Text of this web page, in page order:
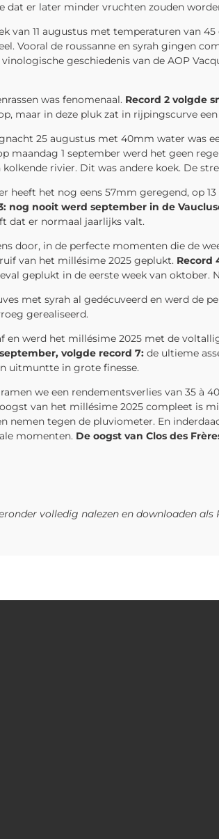
er later minder vruchten zouden
van 11 augustus met temperaturen van
Vooral de roussanne en syrah gingen
geschiedenis van de AOP
was fenomenaal. Record 2 volgde
maar in deze pluk zat in rijpingscurve een
25 augustus met 40mm water was
maandag 1 september werd het geen
rivier. Dit was andere koek. De
heeft het nog eens 57mm geregend, op
nog nooit werd september in de
dat er normaal jaarlijks valt.
door, in de perfecte momenten die de
van het millésime 2025 geplukt. Record
geplukt in de eerste week van oktober.
met syrah al gedécuveerd en werd de
gerealiseerd.
en werd het millésime 2025 met de
volgde record 7: de ultieme
uitmuntte in grote finesse.
we een rendementsverlies van 35 à
van het millésime 2025 compleet is
nemen tegen de pluviometer. En
momenten. De oogst van Clos des
volledig nalezen en downloaden als